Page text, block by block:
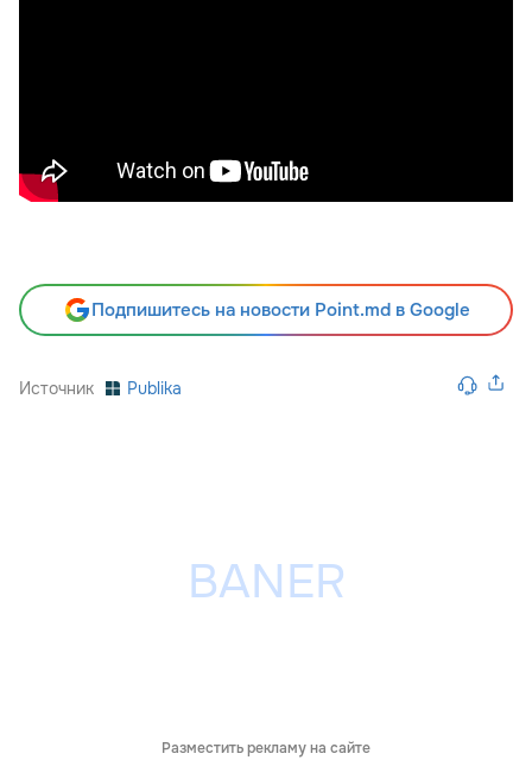
Подпишитесь на новости Point.md в Google
Источник Publika
Разместить рекламу на сайте